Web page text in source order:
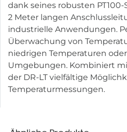
dank seines robusten
2 Meter langen
industrielle Anwendungen.
Überwachung von
niedrigen Temperaturen
Umgebungen. Kombiniert
der DR-LT vielfältige
Temperaturmessungen.